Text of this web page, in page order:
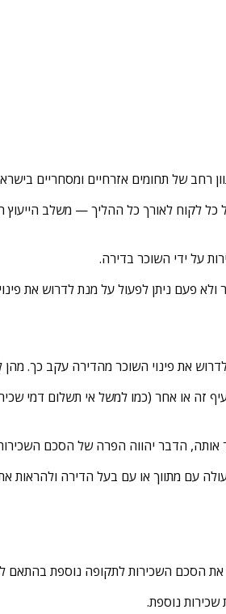
רחב של תחומים אזרחיים ומסחריים
לקוח לאורך כל ההליך — משלב הייעוץ
על ידי השוכר בדירה.
פעם ניתן לפעול על מנת לדרוש את
את פינוי השוכר מהדירה עקב כך.
או אחר (כמו למשל אי תשלום דמי
הדבר יהווה הפרה של הסכם
עם מתווך או עם בעל הדירה ולהראות
הסכם השכירות לתקופה נוספת בהתאם
נוספת.